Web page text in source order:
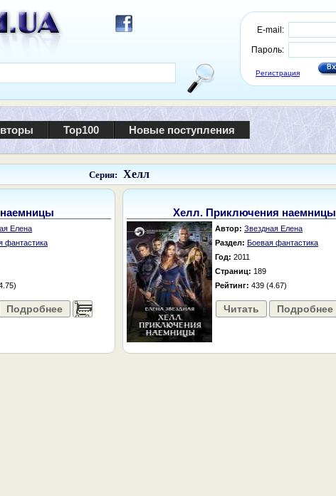
E-mail:
Пароль:
Регистрация
Top100 Новые поступления
Серия: Хелл
Елена
фантастика
Подробнее ......
Хелл. Приключения наемницы
Автор: Звездная Елена
Раздел: Боевая фантастика
Год: 2011
Страниц: 189
Рейтинг: 439 (4.67)
Читать Подробнее